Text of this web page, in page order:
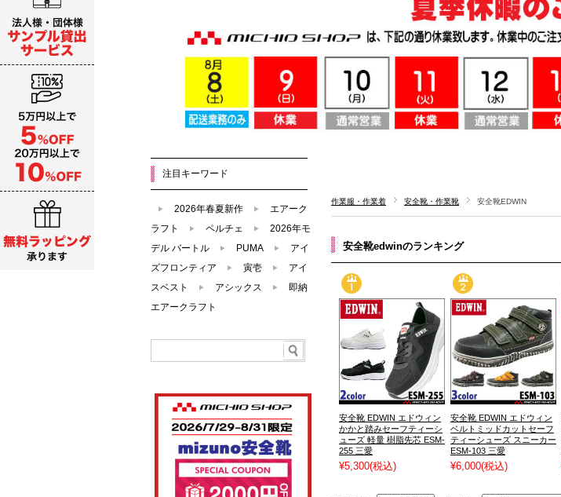
作業服・作業着 安全靴・作業靴 安全靴EDWIN
安全靴edwinのランキング
安全靴 EDWIN エドウィン
かかと踏みセーフティーシ
ューズ 軽量 樹脂先芯 ESM-
255 三愛
¥5,300(税込)
安全靴 EDWIN エドウィン
ベルトミッドカットセーフ
ティーシューズ スニーカー
ESM-103 三愛
¥6,000(税込)
注目キーワード
2026年春夏新作
エアーク
ラフト
ペルチェ
2026年モ
デル バートル
PUMA
アイ
ズフロンティア
寅壱
アイ
スベスト
アシックス
即納
エアークラフト